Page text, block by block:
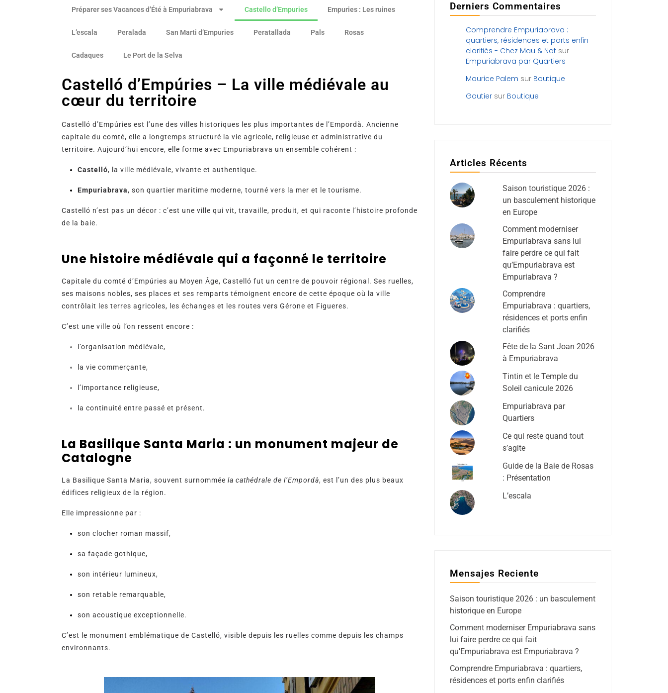
Préparer ses Vacances d’Été à Empuriabrava Castello d’Empuries Empuries : Les ruines
L’escala Peralada San Marti d’Empuries Peratallada Pals Rosas
Cadaques Le Port de la Selva
Castelló d’Empúries – La ville médiévale au
cœur du territoire
Castelló d’Empúries est l’une des villes historiques les plus importantes de l’Empordà. Ancienne
capitale du comté, elle a longtemps structuré la vie agricole, religieuse et administrative du
territoire. Aujourd’hui encore, elle forme avec Empuriabrava un ensemble cohérent :
Castelló, la ville médiévale, vivante et authentique.
Empuriabrava, son quartier maritime moderne, tourné vers la mer et le tourisme.
Castelló n’est pas un décor : c’est une ville qui vit, travaille, produit, et qui raconte l’histoire profonde
de la baie.
Une histoire médiévale qui a façonné le territoire
Capitale du comté d’Empúries au Moyen Âge, Castelló fut un centre de pouvoir régional. Ses ruelles,
ses maisons nobles, ses places et ses remparts témoignent encore de cette époque où la ville
contrôlait les terres agricoles, les échanges et les routes vers Gérone et Figueres.
C’est une ville où l’on ressent encore :
l’organisation médiévale,
la vie commerçante,
l’importance religieuse,
la continuité entre passé et présent.
La Basilique Santa Maria : un monument majeur de
Catalogne
La Basilique Santa Maria, souvent surnommée la cathédrale de l’Empordà, est l’un des plus beaux
édifices religieux de la région.
Elle impressionne par :
son clocher roman massif,
sa façade gothique,
son intérieur lumineux,
son retable remarquable,
son acoustique exceptionnelle.
C’est le monument emblématique de Castelló, visible depuis les ruelles comme depuis les champs
environnants.
Derniers Commentaires
Comprendre Empuriabrava :
quartiers, résidences et ports enfin
clarifiés - Chez Mau & Nat sur
Empuriabrava par Quartiers
Maurice Palem sur Boutique
Gautier sur Boutique
Articles Récents
Saison touristique 2026 :
un basculement historique
en Europe
Comment moderniser
Empuriabrava sans lui
faire perdre ce qui fait
qu’Empuriabrava est
Empuriabrava ?
Comprendre
Empuriabrava : quartiers,
résidences et ports enfin
clarifiés
Fête de la Sant Joan 2026
à Empuriabrava
Tintin et le Temple du
Soleil canicule 2026
Empuriabrava par
Quartiers
Ce qui reste quand tout
s’agite
Guide de la Baie de Rosas
: Présentation
L’escala
Mensajes Reciente
Saison touristique 2026 : un basculement
historique en Europe
Comment moderniser Empuriabrava sans
lui faire perdre ce qui fait
qu’Empuriabrava est Empuriabrava ?
Comprendre Empuriabrava : quartiers,
résidences et ports enfin clarifiés